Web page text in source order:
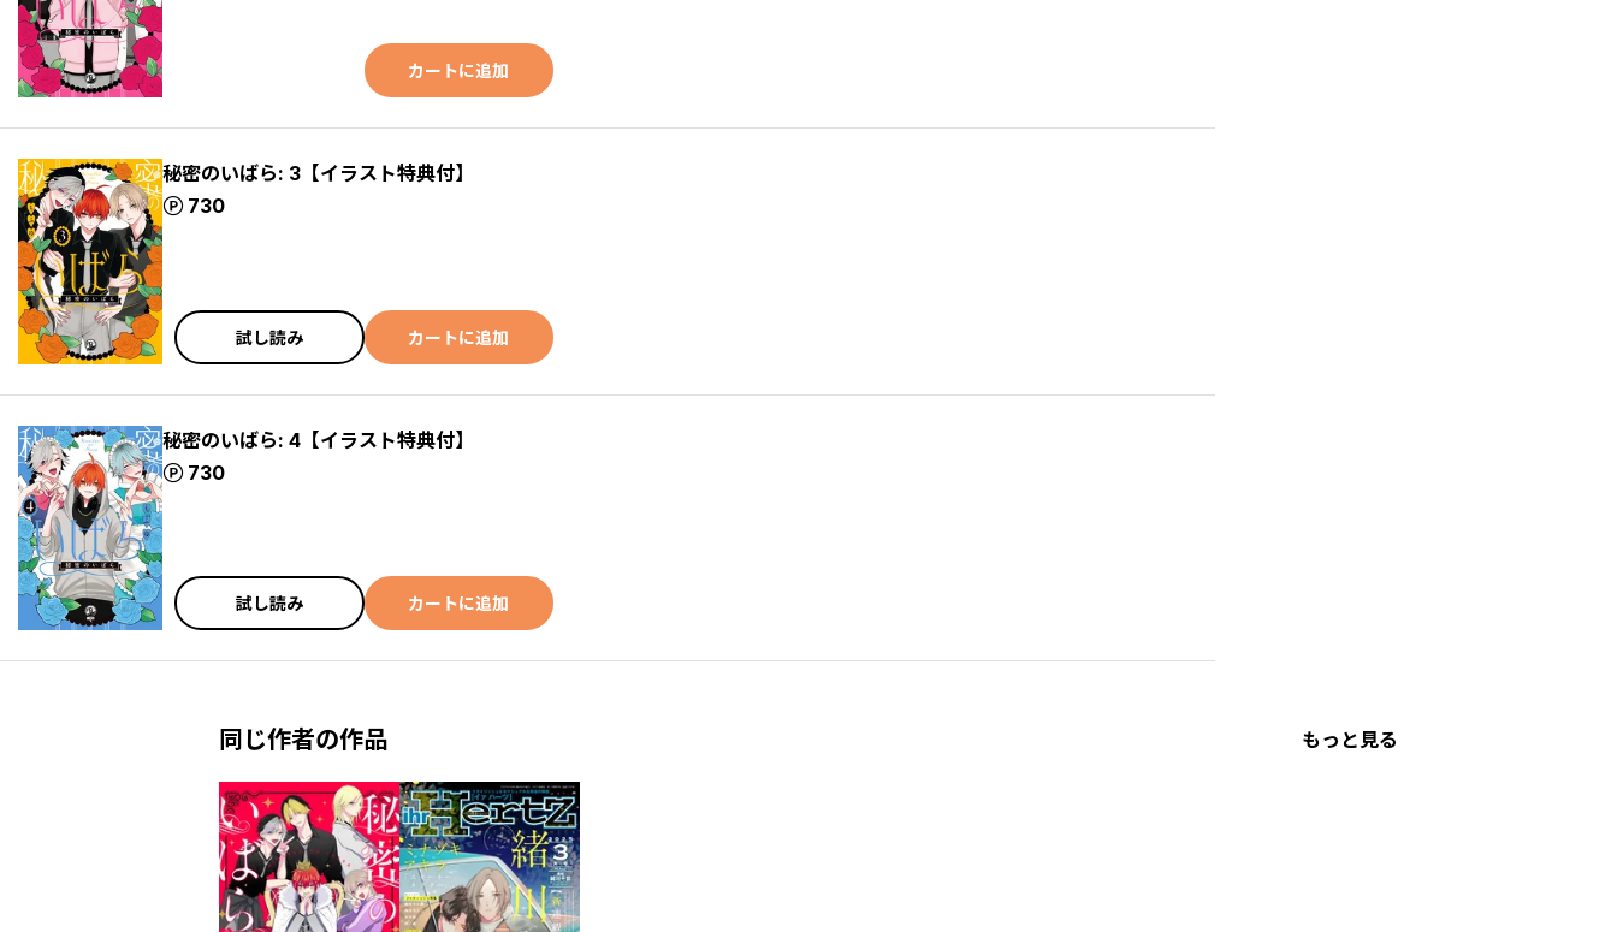
カートに追加
秘密のいばら: 3【イラスト特典付】
730
ポイント
試し読み カートに追加
秘密のいばら: 4【イラスト特典付】
730
ポイント
試し読み カートに追加
同じ作者の作品 もっと見る